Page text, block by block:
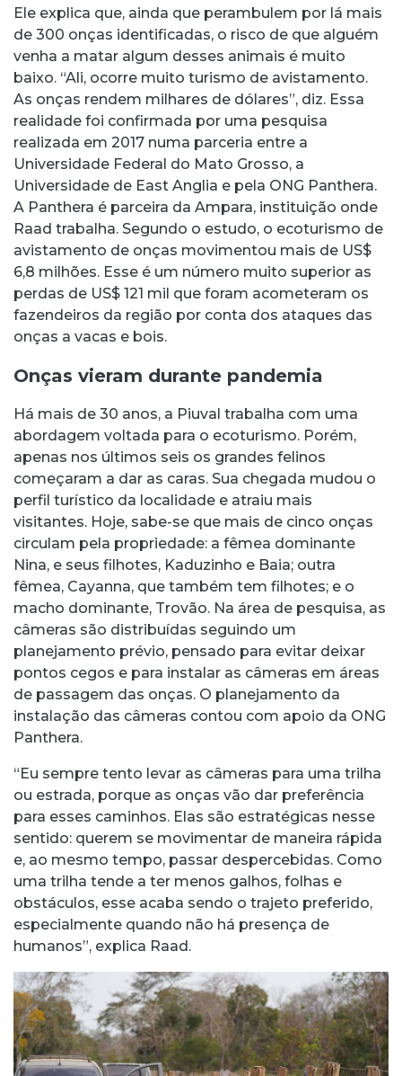
Ele explica que, ainda que perambulem por lá mais
de 300 onças identificadas, o risco de que alguém
venha a matar algum desses animais é muito
baixo. “Ali, ocorre muito turismo de avistamento.
As onças rendem milhares de dólares”, diz. Essa
realidade foi confirmada por uma pesquisa
realizada em 2017 numa parceria entre a
Universidade Federal do Mato Grosso, a
Universidade de East Anglia e pela ONG Panthera.
A Panthera é parceira da Ampara, instituição onde
Raad trabalha. Segundo o estudo, o ecoturismo de
avistamento de onças movimentou mais de US$
6,8 milhões. Esse é um número muito superior as
perdas de US$ 121 mil que foram acometeram os
fazendeiros da região por conta dos ataques das
onças a vacas e bois.
Onças vieram durante pandemia
Há mais de 30 anos, a Piuval trabalha com uma
abordagem voltada para o ecoturismo. Porém,
apenas nos últimos seis os grandes felinos
começaram a dar as caras. Sua chegada mudou o
perfil turístico da localidade e atraiu mais
visitantes. Hoje, sabe-se que mais de cinco onças
circulam pela propriedade: a fêmea dominante
Nina, e seus filhotes, Kaduzinho e Baia; outra
fêmea, Cayanna, que também tem filhotes; e o
macho dominante, Trovão. Na área de pesquisa, as
câmeras são distribuídas seguindo um
planejamento prévio, pensado para evitar deixar
pontos cegos e para instalar as câmeras em áreas
de passagem das onças. O planejamento da
instalação das câmeras contou com apoio da ONG
Panthera.
“Eu sempre tento levar as câmeras para uma trilha
ou estrada, porque as onças vão dar preferência
para esses caminhos. Elas são estratégicas nesse
sentido: querem se movimentar de maneira rápida
e, ao mesmo tempo, passar despercebidas. Como
uma trilha tende a ter menos galhos, folhas e
obstáculos, esse acaba sendo o trajeto preferido,
especialmente quando não há presença de
humanos”, explica Raad.